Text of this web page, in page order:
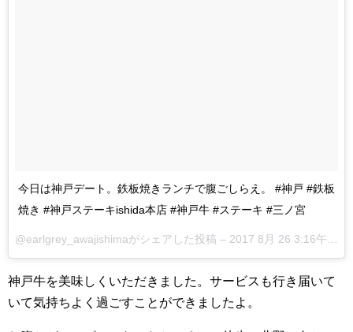
今日は神戸デート。鉄板焼きランチで腹ごしらえ。 #神戸 #鉄板
焼き #神戸ステーキishida本店 #神戸牛 #ステーキ #三ノ宮
@earlgrey_awajishimaがシェアした投稿 – 2017 8月 26 3:16午前 PDT
神戸牛を美味しくいただきました。サービスも行き届いて
いて気持ちよく過ごすことができましたよ。